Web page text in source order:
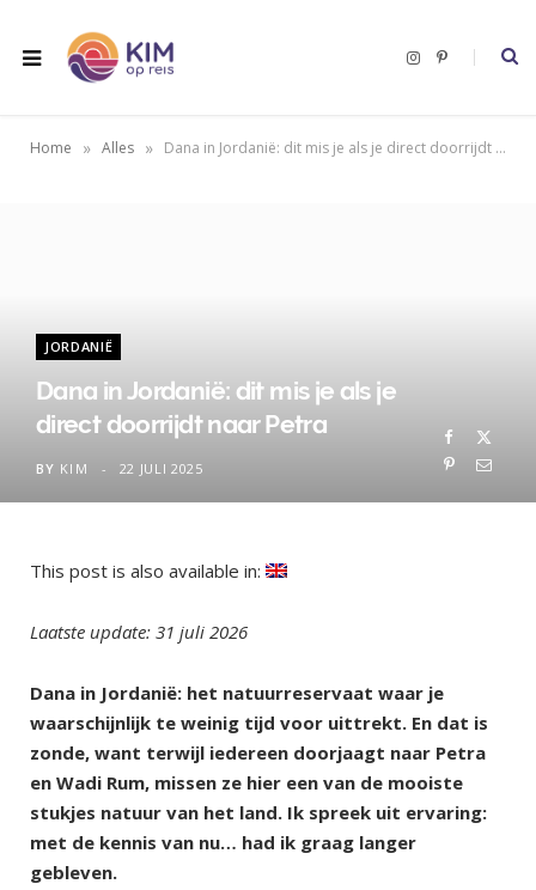
I
r
P
e
Home » Alles » Dana in Jordanië: dit mis je als je direct doorrijdt naar Petra
JORDANIË
Dana in Jordanië: dit mis je als je
direct doorrijdt naar Petra
BY KIM 22 JULI 2025
This post is also available in:
Laatste update: 31 juli 2026
Dana in Jordanië: het natuurreservaat waar je
waarschijnlijk te weinig tijd voor uittrekt. En dat is
zonde, want terwijl iedereen doorjaagt naar Petra
en Wadi Rum, missen ze hier een van de mooiste
stukjes natuur van het land. Ik spreek uit ervaring:
met de kennis van nu… had ik graag langer
gebleven.